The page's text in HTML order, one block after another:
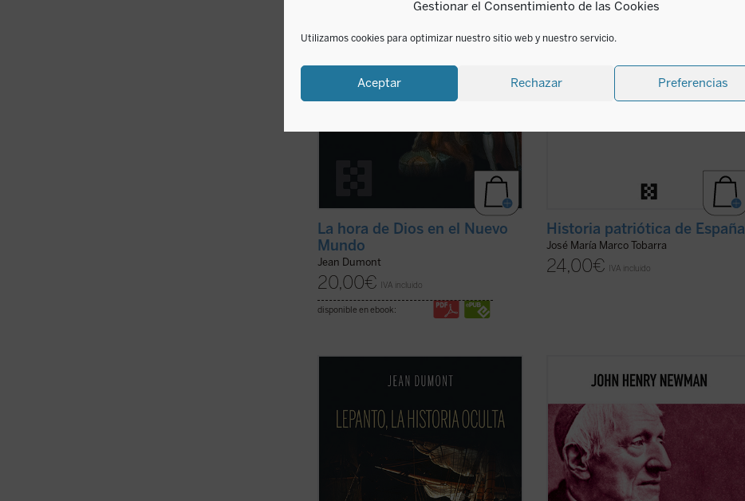
Gestionar el Consentimiento de las Cookies
Utilizamos cookies para optimizar nuestro sitio web y nuestro servicio.
Aceptar Rechazar Preferencias
tenían sobre sí la tarea y la ...(ver ficha)
La hora de Dios en el Nuevo
Mundo
Jean Dumont
20,00€ IVA incluido
disponible en ebook:
magna, una edición ampliada que ...
Historia patriótica de España
José María Marco Tobarra
24,00€ IVA incluido
El 7 de octubre de 1571 fue la fecha de la
expansionismo islámico que amenazaba
las puertas de Roma, Venecia y Viena.
Pero más allá de este acontecimiento,
Dumont ... (ver ficha)
Hábilmente escrito y muy diáfano, el
de los editores, la propuesta de Newman
como una invitación a la reflexión sobre
el ser y misión de la universidad que no
olvide las raíces que la sustentan....
ficha)